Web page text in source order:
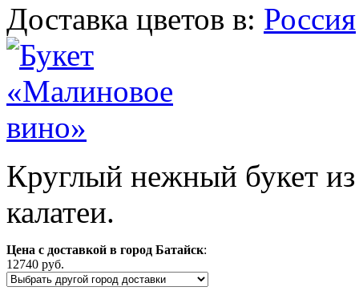
Доставка цветов в: Россия
Круглый нежный букет из
калатеи.
Цена с доставкой в город Батайск:
12740 руб.